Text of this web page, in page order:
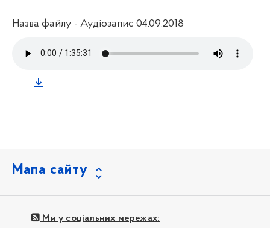
Назва файлу - Аудіозапис 04.09.2018
Мапа сайту
Ми у соціальних мережах: